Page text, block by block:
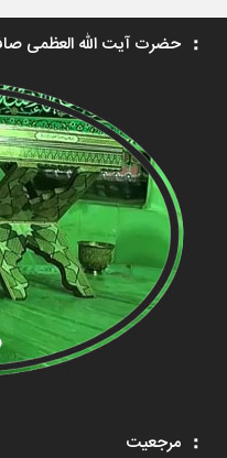
حضرت آیت الله العظمی
مرجعیت